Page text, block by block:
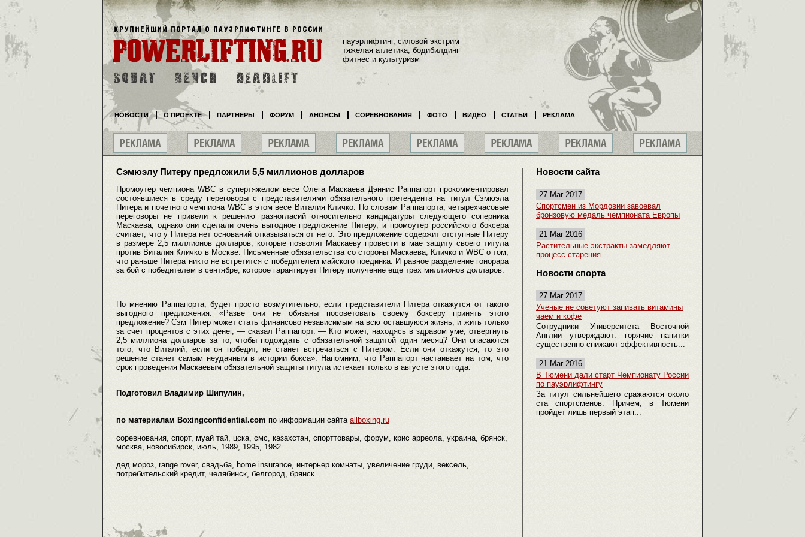
Сэмюэлу Питеру предложили 5,5 миллионов долларов
Промоутер чемпиона WBC в супертяжелом весе Олега Маскаева Дэннис Раппапорт прокомментировал
состоявшиеся в среду переговоры с представителями обязательного претендента на титул Сэмюэла
Питера и почетного чемпиона WBC в этом весе Виталия Кличко. По словам Раппапорта, четырехчасовые
переговоры не привели к решению разногласий относительно кандидатуры следующего соперника
Маскаева, однако они сделали очень выгодное предложение Питеру, и промоутер российского боксера
считает, что у Питера нет оснований отказываться от него. Это предложение содержит отступные Питеру
в размере 2,5 миллионов долларов, которые позволят Маскаеву провести в мае защиту своего титула
против Виталия Кличко в Москве. Письменные обязательства со стороны Маскаева, Кличко и WBC о том,
что раньше Питера никто не встретится с победителем майского поединка. И равное разделение гонорара
за бой с победителем в сентябре, которое гарантирует Питеру получение еще трех миллионов долларов.
По мнению Раппапорта, будет просто возмутительно, если представители Питера откажутся от такого
выгодного предложения. «Разве они не обязаны посоветовать своему боксеру принять этого
предложение? Сэм Питер может стать финансово независимым на всю оставшуюся жизнь, и жить только
за счет процентов с этих денег, — сказал Раппапорт. — Кто может, находясь в здравом уме, отвергнуть
2,5 миллиона долларов за то, чтобы подождать с обязательной защитой один месяц? Они опасаются
того, что Виталий, если он победит, не станет встречаться с Питером. Если они откажутся, то это
решение станет самым неудачным в истории бокса». Напомним, что Раппапорт настаивает на том, что
срок проведения Маскаевым обязательной защиты титула истекает только в августе этого года.
Подготовил Владимир Шипулин,
по материалам Boxingconfidential.com по информации сайта allboxing.ru
соревнования, спорт, муай тай, цска, смс, казахстан, спорттовары, форум, крис арреола, украина, брянск,
москва, новосибирск, июль, 1989, 1995, 1982
дед мороз, range rover, свадьба, home insurance, интерьер комнаты, увеличение груди, вексель,
потребительский кредит, челябинск, белгород, брянск
Новости сайта
27 Mar 2017
Спортсмен из Мордовии завоевал
бронзовую медаль чемпионата Европы
21 Mar 2016
Растительные экстракты замедляют
процесс старения
Новости спорта
27 Mar 2017
Ученые не советуют запивать витамины
чаем и кофе
Сотрудники Университета Восточной
Англии утверждают: горячие напитки
существенно снижают эффективность...
21 Mar 2016
В Тюмени дали старт Чемпионату России
по пауэрлифтингу
За титул сильнейшего сражаются около
ста спортсменов. Причем, в Тюмени
пройдет лишь первый этап...
пауэрлифтинг, силовой экстрим
тяжелая атлетика, бодибилдинг
фитнес и культуризм
НОВОСТИ О ПРОЕКТЕ ПАРТНЕРЫ ФОРУМ АНОНСЫ СОРЕВНОВАНИЯ ФОТО ВИДЕО СТАТЬИ РЕКЛАМА